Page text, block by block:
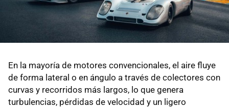
En la mayoría de motores convencionales, el aire fluye
de forma lateral o en ángulo a través de colectores con
curvas y recorridos más largos, lo que genera
turbulencias, pérdidas de velocidad y un ligero